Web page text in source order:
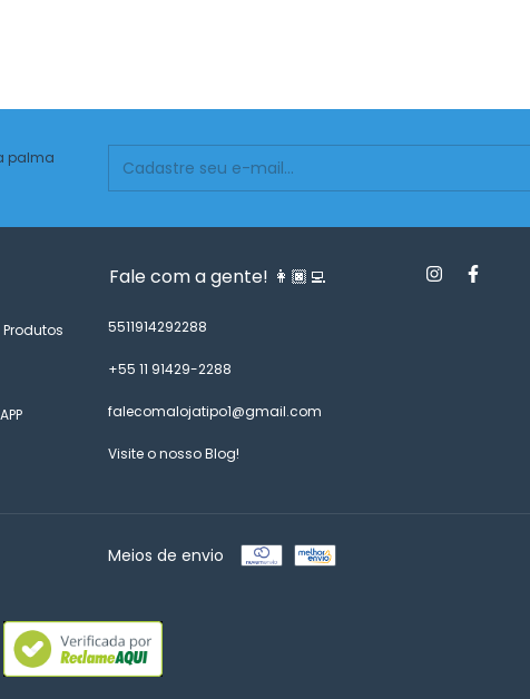
palma
Fale com a gente! 👩🏿‍💻
5511914292288
+55 11 91429-2288
falecomalojatipo1@gmail.com
Visite o nosso Blog!
Meios de envio